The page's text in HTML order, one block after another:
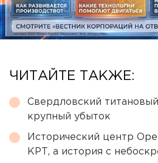
ЧИТАЙТЕ ТАКЖЕ:
Свердловский титановый
крупный убыток
Исторический центр
КРТ, а история с